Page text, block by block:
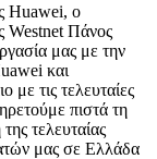
Huawei, ο
Westnet Πάνος
μας με την
και
με τις τελευταίες
πιστά τη
τελευταίας
μας σε Ελλάδα